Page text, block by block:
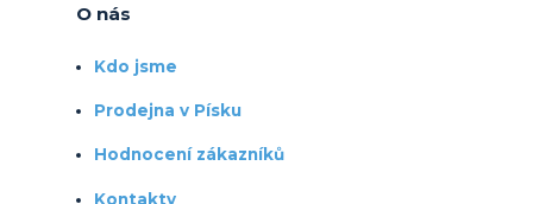
O nás
Kdo jsme
Prodejna v Písku
Hodnocení zákazníků
Kontakty